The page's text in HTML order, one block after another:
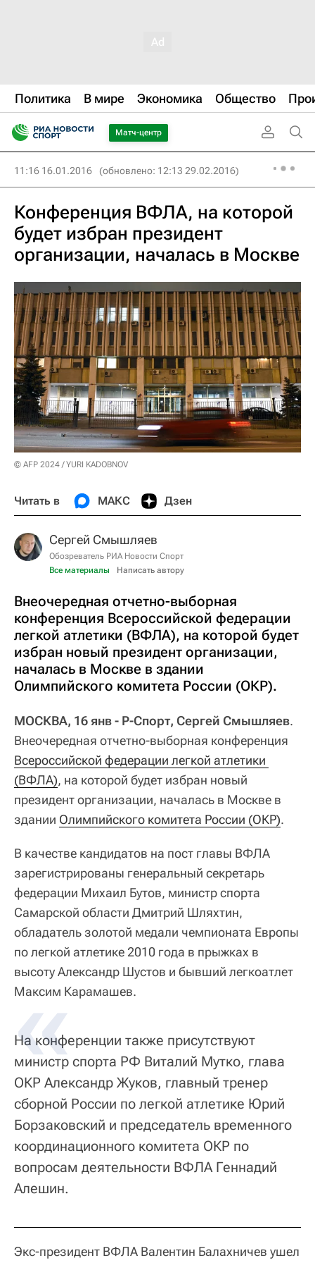
Политика В мире Экономика Общество
Матч-центр
11:16 16.01.2016 (обновлено: 12:13 29.02.2016)
Конференция ВФЛА, на которой
будет избран президент
организации, началась в Москве
© AFP 2024 / YURI KADOBNOV
Читать в МАКС Дзен
Сергей Смышляев
Обозреватель РИА Новости Спорт
Все материалы
Написать автору
Внеочередная отчетно-выборная
конференция Всероссийской федерации
легкой атлетики (ВФЛА), на которой будет
избран новый президент организации,
началась в Москве в здании
Олимпийского комитета России (ОКР).
МОСКВА, 16 янв - Р-Спорт, Сергей Смышляев.
Внеочередная отчетно-выборная конференция
Всероссийской федерации легкой атлетики
(ВФЛА), на которой будет избран новый
президент организации, началась в Москве в
здании Олимпийского комитета России (ОКР).
В качестве кандидатов на пост главы ВФЛА
зарегистрированы генеральный секретарь
федерации Михаил Бутов, министр спорта
Самарской области Дмитрий Шляхтин,
обладатель золотой медали чемпионата Европы
по легкой атлетике 2010 года в прыжках в
высоту Александр Шустов и бывший легкоатлет
Максим Карамашев.
На конференции также присутствуют
министр спорта РФ Виталий Мутко, глава
ОКР Александр Жуков, главный тренер
сборной России по легкой атлетике Юрий
Борзаковский и председатель временного
координационного комитета ОКР по
вопросам деятельности ВФЛА Геннадий
Алешин.
Экс-президент ВФЛА Валентин Балахничев ушел